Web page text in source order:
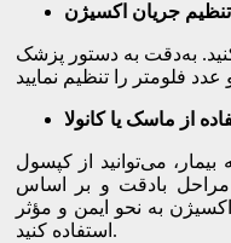
تنظیم جریان اکسیژن
به‌دقت به دستور پزشک
از ماسک یا کانولا
بیمار، می‌توانید از کپسول
مراحل بادقت و بر اساس
به نحو ایمن و مؤثر
استفاده کنید.